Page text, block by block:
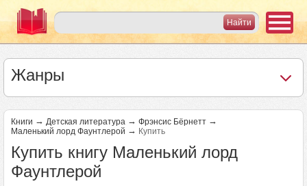
Жанры
Книги → Детская литература → Фрэнсис Бёрнетт →
Маленький лорд Фаунтлерой → Купить
Купить книгу Маленький лорд
Фаунтлерой